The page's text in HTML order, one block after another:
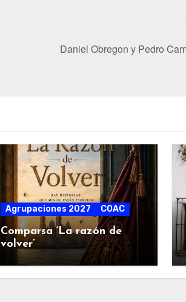
Daniel Obregon y Pedro
Agrupaciones 2027 COAC
Comparsa ‘La razón de
volver’